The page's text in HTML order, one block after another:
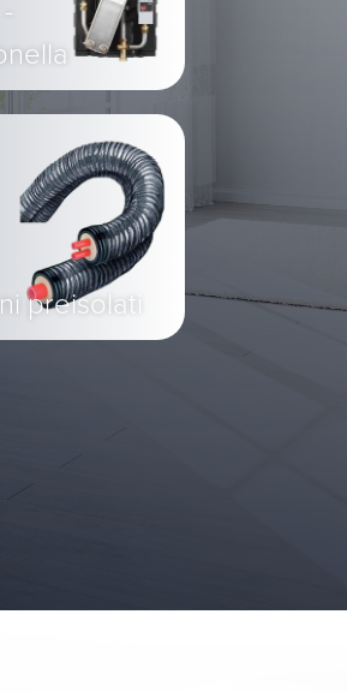
preisolati